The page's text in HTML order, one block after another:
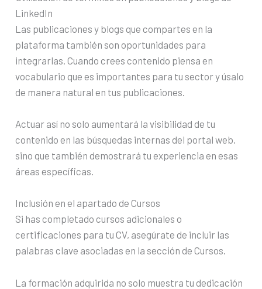
LinkedIn
Las publicaciones y blogs que compartes en la
plataforma también son oportunidades para
integrarlas. Cuando crees contenido piensa en
vocabulario que es importantes para tu sector y úsalo
de manera natural en tus publicaciones.
Actuar así no solo aumentará la visibilidad de tu
contenido en las búsquedas internas del portal web,
sino que también demostrará tu experiencia en esas
áreas específicas.
Inclusión en el apartado de Cursos
Si has completado cursos adicionales o
certificaciones para tu CV, asegúrate de incluir las
palabras clave asociadas en la sección de Cursos.
La formación adquirida no solo muestra tu dedicación